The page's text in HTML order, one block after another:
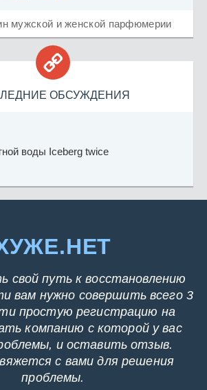
мужской и женской парфюмерии

ОБСУЖДЕНИЯ
воды Iceberg twice
свой путь к восстановлению
вам нужно совершить всего 3
простую регистрацию на
компанию с которой у вас
и оставить отзыв.
с вами для решения
проблемы.